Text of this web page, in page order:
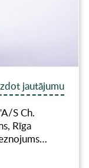
jautājumu
S Ch.
Rīga